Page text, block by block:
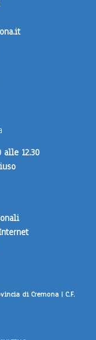
12.30
di Cremona | C.F.